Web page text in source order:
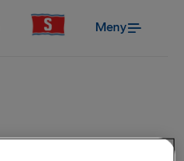
Meny